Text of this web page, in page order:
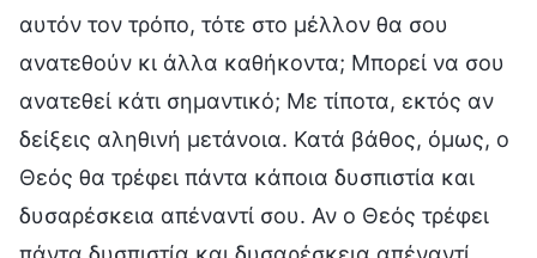
αυτόν τον τρόπο, τότε στο μέλλον θα σου
ανατεθούν κι άλλα καθήκοντα; Μπορεί να σου
ανατεθεί κάτι σημαντικό; Με τίποτα, εκτός αν
δείξεις αληθινή μετάνοια. Κατά βάθος, όμως, ο
Θεός θα τρέφει πάντα κάποια δυσπιστία και
δυσαρέσκεια απέναντί σου. Αν ο Θεός τρέφει